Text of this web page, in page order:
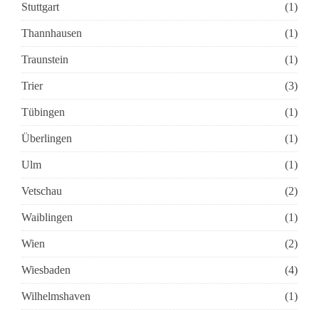
Stuttgart (1)
Thannhausen (1)
Traunstein (1)
Trier (3)
Tübingen (1)
Überlingen (1)
Ulm (1)
Vetschau (2)
Waiblingen (1)
Wien (2)
Wiesbaden (4)
Wilhelmshaven (1)